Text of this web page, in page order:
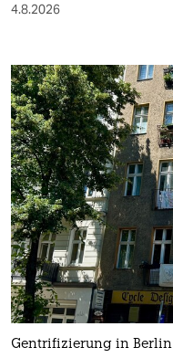
fragen & hilfe
abo
genossenschaft
epaper login
4.8.2026
Gentrifizierung in Berlin